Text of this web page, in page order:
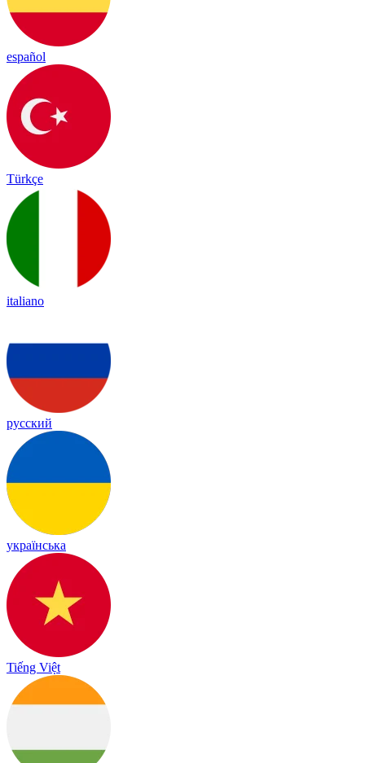
español
Türkçe
italiano
русский
українська
Tiếng Việt